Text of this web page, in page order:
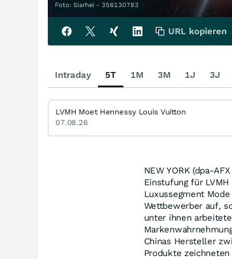
Foto: Siarhei - 356130783
NEW YORK (dpa-
Einstufung für
Luxussegment
Wettbewerber auf,
unter ihnen
Chinas Hersteller
Produkte
URL kopieren
Intraday 5T 1M 3M 1J 3J
LVMH Moet Hennessy Louis Vuitton
07.08.26